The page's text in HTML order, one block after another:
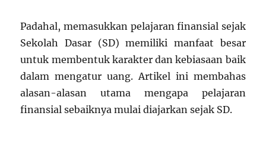
Padahal, memasukkan pelajaran finansial sejak
Sekolah Dasar (SD) memiliki manfaat besar
untuk membentuk karakter dan kebiasaan baik
dalam mengatur uang. Artikel ini membahas
alasan-alasan utama mengapa pelajaran
finansial sebaiknya mulai diajarkan sejak SD.